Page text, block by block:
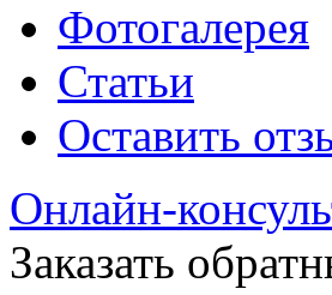
Фотогалерея
Статьи
Оставить
Онлайн-
Заказать